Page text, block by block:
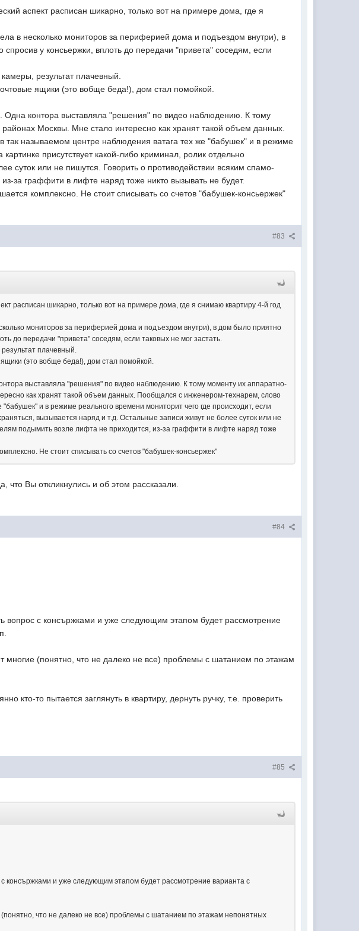
аспект расписан шикарно, только вот на примере дома, где я
в несколько мониторов за периферией дома и подъездом внутри), в
у консьержки, вплоть до передачи "привета" соседям, если
результат плачевный.
ящики (это вобще беда!), дом стал помойкой.
Одна контора выставляла "решения" по видео наблюдению. К тому
Москвы. Мне стало интересно как хранят такой объем данных.
называемом центре наблюдения ватага тех же "бабушек" и в режиме
присутствует какой-либо криминал, ролик отдельно
суток или не пишутся. Говорить о противодействии всяким спамо-
за граффити в лифте наряд тоже никто вызывать не будет.
комплексно. Не стоит списывать со счетов "бабушек-консьержек"
#83
расписан шикарно, только вот на примере дома, где я снимаю квартиру 4-й год
мониторов за периферией дома и подъездом внутри), в дом было приятно
до передачи "привета" соседям, если таковых не мог застать.
плачевный.
(это вобще беда!), дом стал помойкой.
выставляла "решения" по видео наблюдению. К тому моменту их аппаратно-
как хранят такой объем данных. Пообщался с инженером-технарем, слово
и в режиме реального времени мониторит чего где происходит, если
вызывается наряд и т.д. Остальные записи живут не более суток или не
подымить возле лифта не приходится, из-за граффити в лифте наряд тоже
Не стоит списывать со счетов "бабушек-консьержек"
Вы откликнулись и об этом рассказали.
#84
с консържками и уже следующим этапом будет рассмотрение
(понятно, что не далеко не все) проблемы с шатанием по этажам
кто-то пытается заглянуть в квартиру, дернуть ручку, т.е. проверить
#85
консържками и уже следующим этапом будет рассмотрение варианта с
что не далеко не все) проблемы с шатанием по этажам непонятных